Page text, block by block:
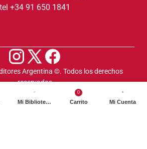
tel +34 91 650 1841
Argentina ©️. Todos los derechos
reservados
Mi Biblioteca
0
Carrito Mi Cuenta